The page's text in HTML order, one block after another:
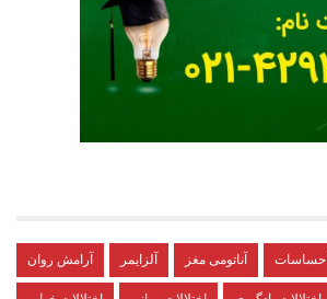
آرامش روان آلزایمر آناتومی مغز احساسات